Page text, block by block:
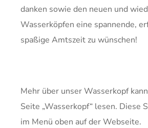
danken sowie den neuen und
Wasserköpfen eine spannende,
spaßige Amtszeit zu wünschen!
Mehr über unser Wasserkopf
Seite „Wasserkopf“ lesen. Diese
im Menü oben auf der Webseite.